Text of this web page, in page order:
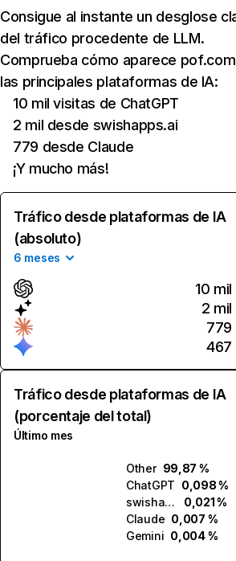
Consigue al instante un desglose
del tráfico procedente de LLM.
Comprueba cómo aparece
las principales plataformas de IA:
10 mil visitas de ChatGPT
2 mil desde swishapps.ai
779 desde Claude
¡Y mucho más!
Tráfico desde plataformas de IA
(absoluto)
6 meses
10 mil
2 mil
779
467
Tráfico desde plataformas de IA
(porcentaje del total)
Último mes
Other 99,87 %
ChatGPT 0,098 %
swishapps.ai
0,021 %
Claude 0,007 %
Gemini 0,004 %